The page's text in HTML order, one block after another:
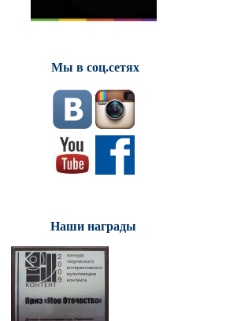
Мы в соц.сетях
Наши награды